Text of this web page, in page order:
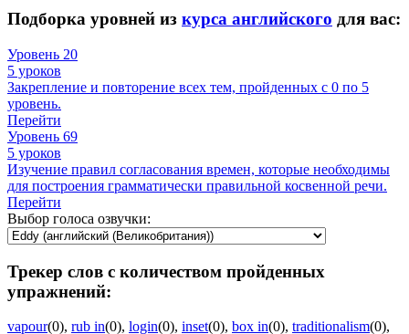
Подборка уровней из курса английского для вас:
Уровень 20
5 уроков
Закрепление и повторение всех тем, пройденных с 0 по 5
уровень.
Перейти
Уровень 69
5 уроков
Изучение правил согласования времен, которые необходимы
для построения грамматически правильной косвенной речи.
Перейти
Выбор голоса озвучки:
Трекер слов с количеством пройденных
упражнений:
vapour(0), rub in(0), login(0), inset(0), box in(0), traditionalism(0),